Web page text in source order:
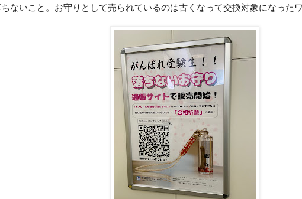
ないこと。お守りとして売られているのは古くなって交換対象になった